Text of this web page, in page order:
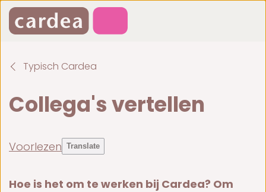
Typisch Cardea
Collega's vertellen
Voorlezen Translate
Hoe is het om te werken bij Cardea? Om